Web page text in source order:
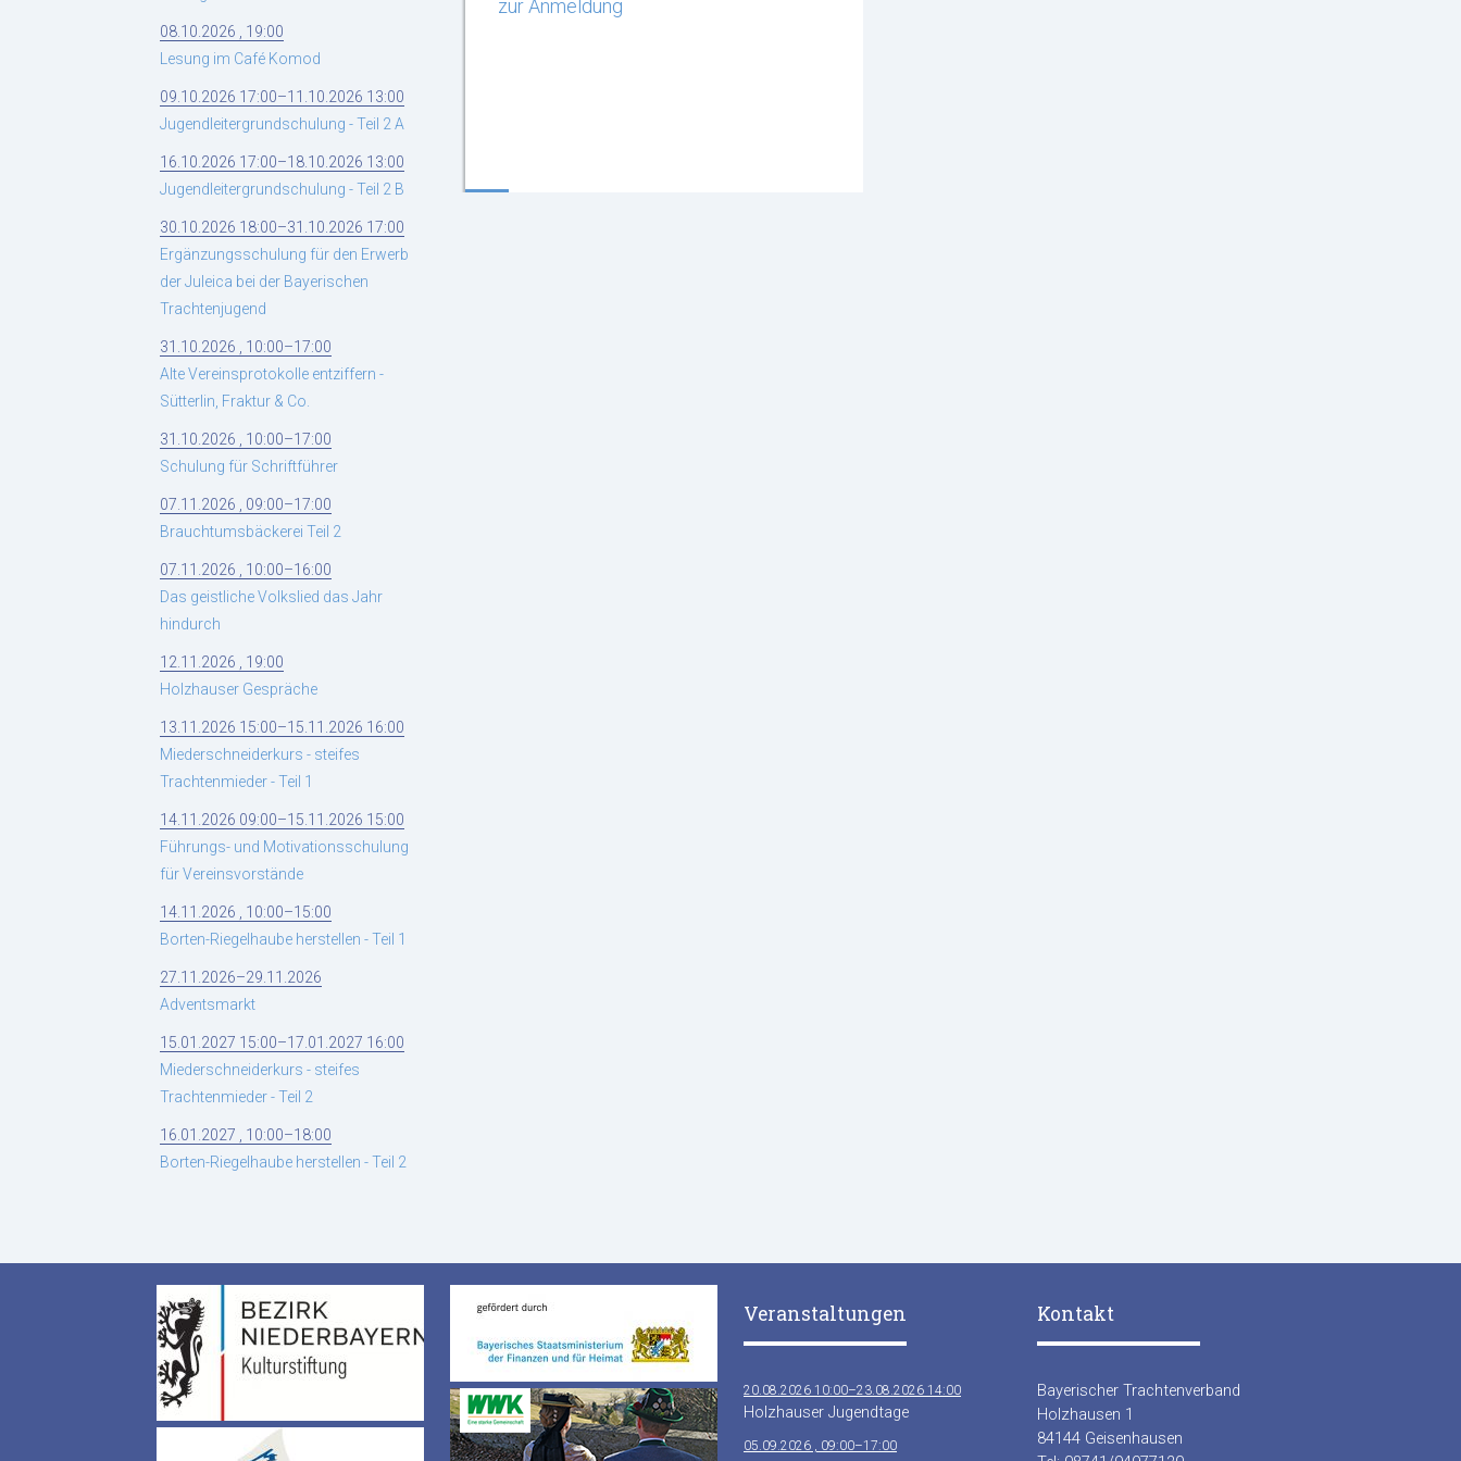
zur Anmeldung
08.10.2026 , 19:00
Lesung im Café Komod
09.10.2026 17:00–11.10.2026 13:00
Jugendleitergrundschulung - Teil 2 A
16.10.2026 17:00–18.10.2026 13:00
Jugendleitergrundschulung - Teil 2 B
30.10.2026 18:00–31.10.2026 17:00
Ergänzungsschulung für den Erwerb
der Juleica bei der Bayerischen
Trachtenjugend
31.10.2026 , 10:00–17:00
Alte Vereinsprotokolle entziffern -
Sütterlin, Fraktur & Co.
31.10.2026 , 10:00–17:00
Schulung für Schriftführer
07.11.2026 , 09:00–17:00
Brauchtumsbäckerei Teil 2
07.11.2026 , 10:00–16:00
Das geistliche Volkslied das Jahr
hindurch
12.11.2026 , 19:00
Holzhauser Gespräche
13.11.2026 15:00–15.11.2026 16:00
Miederschneiderkurs - steifes
Trachtenmieder - Teil 1
14.11.2026 09:00–15.11.2026 15:00
Führungs- und Motivationsschulung
für Vereinsvorstände
14.11.2026 , 10:00–15:00
Borten-Riegelhaube herstellen - Teil 1
27.11.2026–29.11.2026
Adventsmarkt
15.01.2027 15:00–17.01.2027 16:00
Miederschneiderkurs - steifes
Trachtenmieder - Teil 2
16.01.2027 , 10:00–18:00
Borten-Riegelhaube herstellen - Teil 2
Veranstaltungen
20.08.2026 10:00–23.08.2026 14:00
Holzhauser Jugendtage
05.09.2026 , 09:00–17:00
Kontakt
Bayerischer Trachtenverband
Holzhausen 1
84144 Geisenhausen